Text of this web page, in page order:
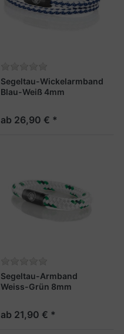
Segeltau-Wickelarmband
Blau-Weiß 4mm
ab 26,90 € *
Segeltau-Armband
Weiss-Grün 8mm
ab 21,90 € *